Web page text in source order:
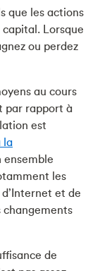
que les actions
Lorsque
ou perdez
au cours
par rapport à
est
la
ensemble
les
et de
de